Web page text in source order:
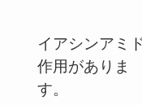
イアシンアミ
作用がありま